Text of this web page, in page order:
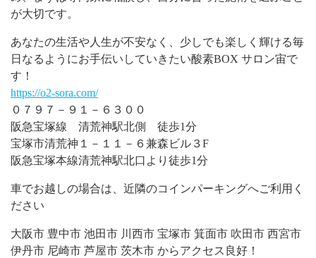
が大切です。
あなたの生活や人生が不安なく、少しでも楽しく輝ける毎
日なるようにお手伝いしていきたい酸素BOX サロン宙で
す！
https://o2-sora.com/
０７９７－９１－６３００
阪急宝塚線 清荒神駅北側 徒歩1分
宝塚市清荒神１－１１－６兼森ビル３F
阪急宝塚本線清荒神駅北口より徒歩1分
車でお越しの場合は、近隣のコインパーキングへご利用く
ださい
大阪市 豊中市 池田市 川西市 宝塚市 箕面市 吹田市 西宮市
伊丹市 尼崎市 芦屋市 茨木市 からアクセス良好！